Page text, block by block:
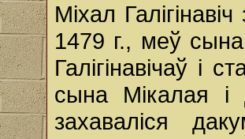
Міхал
1479 г., меў сына
Галігінавічаў і
сына Мікалая
захаваліся